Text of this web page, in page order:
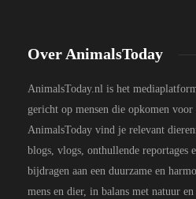
Over AnimalsToday
AnimalsToday.nl is het
gericht op mensen die opkomen
AnimalsToday vind je relevant
blogs, vlogs, onthullende reportages
bijdragen aan een duurzame en
mens en dier, in balans met natuur